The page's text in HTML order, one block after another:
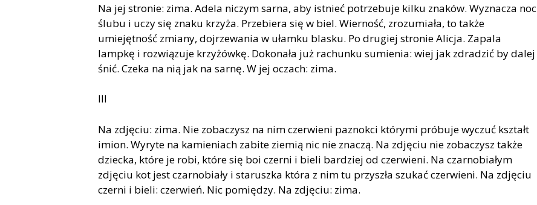
Na jej stronie: zima. Adela niczym sarna, aby istnieć potrzebuje kilku znaków. Wyznacza noc
ślubu i uczy się znaku krzyża. Przebiera się w biel. Wierność, zrozumiała, to także
umiejętność zmiany, dojrzewania w ułamku blasku. Po drugiej stronie Alicja. Zapala
lampkę i rozwiązuje krzyżówkę. Dokonała już rachunku sumienia: wiej jak zdradzić by dalej
śnić. Czeka na nią jak na sarnę. W jej oczach: zima.
III
Na zdjęciu: zima. Nie zobaczysz na nim czerwieni paznokci którymi próbuje wyczuć kształt
imion. Wyryte na kamieniach zabite ziemią nic nie znaczą. Na zdjęciu nie zobaczysz także
dziecka, które je robi, które się boi czerni i bieli bardziej od czerwieni. Na czarnobiałym
zdjęciu kot jest czarnobiały i staruszka która z nim tu przyszła szukać czerwieni. Na zdjęciu
czerni i bieli: czerwień. Nic pomiędzy. Na zdjęciu: zima.